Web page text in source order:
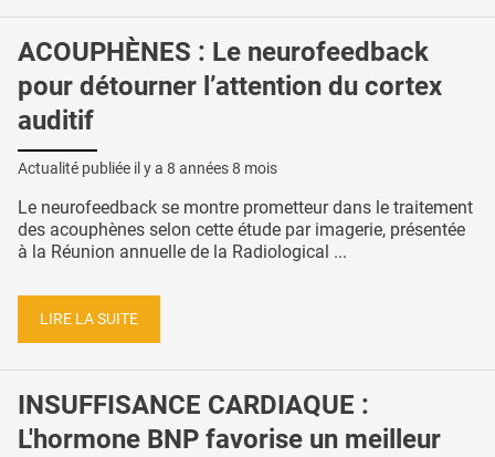
ACOUPHÈNES : Le neurofeedback
pour détourner l’attention du cortex
auditif
Actualité publiée il y a 8 années 8 mois
Le neurofeedback se montre prometteur dans le traitement
des acouphènes selon cette étude par imagerie, présentée
à la Réunion annuelle de la Radiological ...
LIRE LA SUITE
INSUFFISANCE CARDIAQUE :
L'hormone BNP favorise un meilleur